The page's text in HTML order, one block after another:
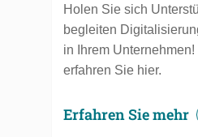
Holen Sie sich
begleiten
in Ihrem
erfahren Sie hier.
Erfahren Sie mehr